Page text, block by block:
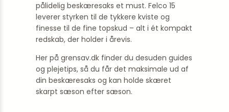
pålidelig beskæresaks et must. Felco 15
leverer styrken til de tykkere kviste og
finesse til de fine topskud – alt i ét kompakt
redskab, der holder i årevis.
Her på grensav.dk finder du desuden guides
og plejetips, så du får det maksimale ud af
din beskæresaks og kan holde skæret
skarpt sæson efter sæson.